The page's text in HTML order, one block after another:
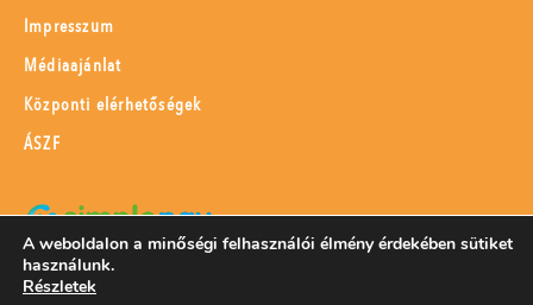
Impresszum
Médiaajánlat
Központi elérhetőségek
ÁSZF
SimplePay adattovábbítási nyilatkozat
A weboldalon a minőségi felhasználói élmény érdekében sütiket
használunk.
Részletek